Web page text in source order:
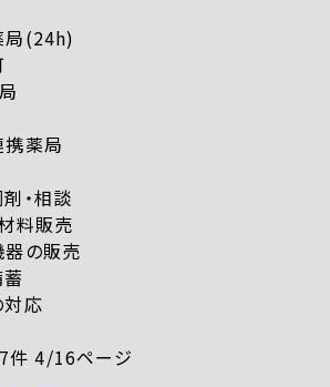
局(24h)
薬局
・相談
料販売
の販売
応
件 4/16ページ